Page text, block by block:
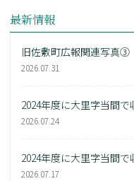
最新情報
旧佐敷町広報関連写真③
2026.07.31
2024年度に大里字当間
2026.07.24
2024年度に大里字当間
2026.07.17